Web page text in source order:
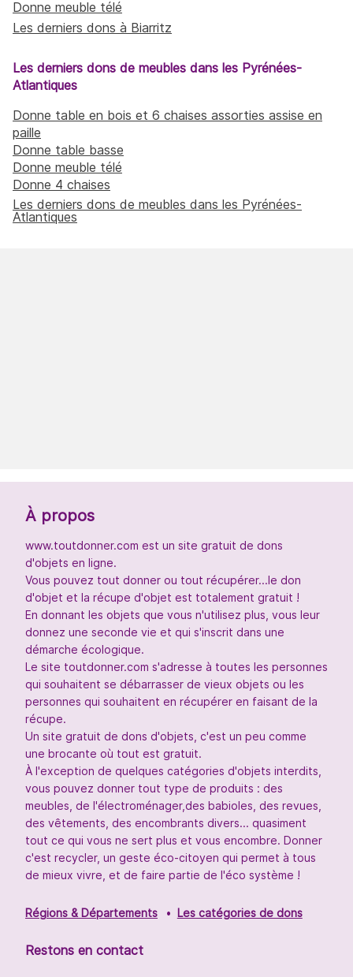
Donne meuble télé
Les derniers dons à Biarritz
Les derniers dons de meubles dans les Pyrénées-
Atlantiques
Donne table en bois et 6 chaises assorties assise en
paille
Donne table basse
Donne meuble télé
Donne 4 chaises
Les derniers dons de meubles dans les Pyrénées-
Atlantiques
À propos
www.toutdonner.com est un site gratuit de dons
d'objets en ligne.
Vous pouvez tout donner ou tout récupérer...le don
d'objet et la récupe d'objet est totalement gratuit !
En donnant les objets que vous n'utilisez plus, vous leur
donnez une seconde vie et qui s'inscrit dans une
démarche écologique.
Le site toutdonner.com s'adresse à toutes les personnes
qui souhaitent se débarrasser de vieux objets ou les
personnes qui souhaitent en récupérer en faisant de la
récupe.
Un site gratuit de dons d'objets, c'est un peu comme
une brocante où tout est gratuit.
À l'exception de quelques catégories d'objets interdits,
vous pouvez donner tout type de produits : des
meubles, de l'électroménager,des babioles, des revues,
des vêtements, des encombrants divers... quasiment
tout ce qui vous ne sert plus et vous encombre. Donner
c'est recycler, un geste éco-citoyen qui permet à tous
de mieux vivre, et de faire partie de l'éco système !
Régions & Départements Les catégories de dons
Restons en contact